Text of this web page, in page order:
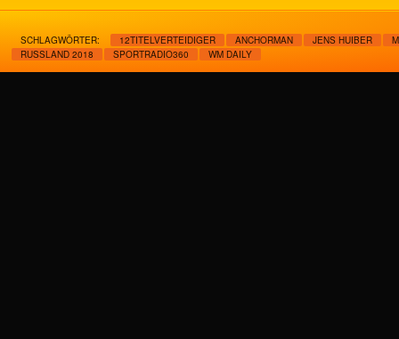
SCHLAGWÖRTER: 12TITELVERTEIDIGER ANCHORMAN JENS HUIBER
RUSSLAND 2018
SPORTRADIO360 WM DAILY